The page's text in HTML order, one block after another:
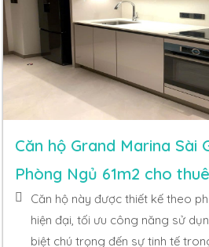
Căn hộ Grand Marina Sài
Phòng Ngủ 61m2 cho thuê
Căn hộ này được thiết kế theo
hiện đại, tối ưu công năng sử
biệt chú trọng đến sự tinh tế